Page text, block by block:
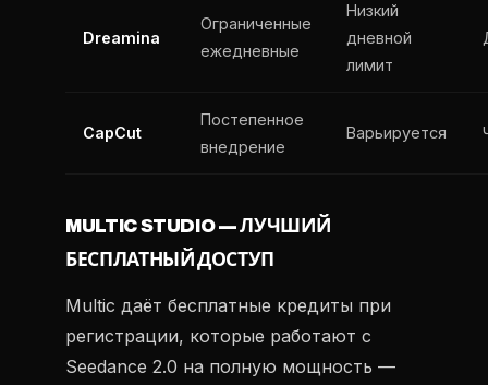
Dreamina
Ограниченные
ежедневные
Низкий
дневной
лимит
CapCut
Постепенное
внедрение
Варьируется
MULTIC STUDIO — ЛУЧШИЙ
БЕСПЛАТНЫЙ ДОСТУП
Multic даёт бесплатные кредиты при
регистрации, которые работают с
Seedance 2.0 на полную мощность —